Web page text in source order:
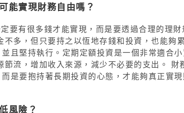
能實現財務自由嗎？
要有很多錢才能實現，而是要透過合理的理
不多，但只要持之以恆地存錢和投資，也能夠
且堅持執行。定期定額投資是一個非常適合
流，增加收入來源，減少不必要的支出。 財
是要抱持著長期投資的心態，才能夠真正實
風險？